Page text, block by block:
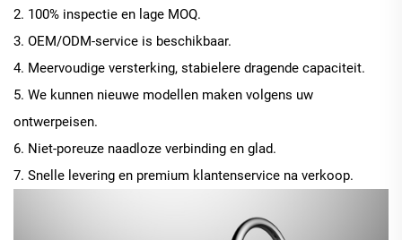
2. 100% inspectie en lage MOQ.
3. OEM/ODM-service is beschikbaar.
4. Meervoudige versterking, stabielere dragende capaciteit.
5. We kunnen nieuwe modellen maken volgens uw
ontwerpeisen.
6. Niet-poreuze naadloze verbinding en glad.
7. Snelle levering en premium klantenservice na verkoop.